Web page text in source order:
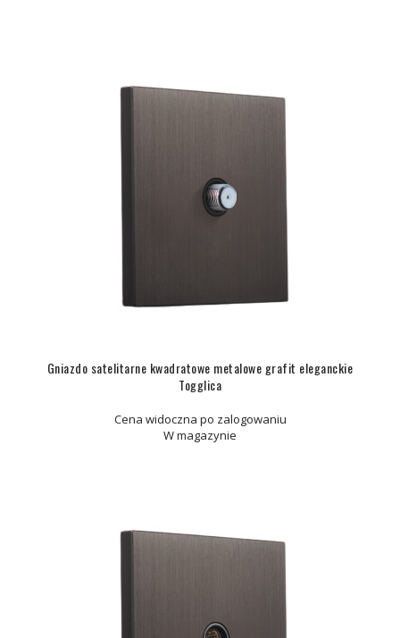
Gniazdo satelitarne kwadratowe metalowe grafit eleganckie
Togglica
Cena widoczna po zalogowaniu
W magazynie